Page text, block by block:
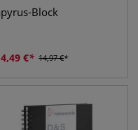
Block
4,49 € 14,97€